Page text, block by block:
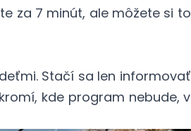
za 7 minút, ale môžete si to
Stačí sa len informovať
kde program nebude, v